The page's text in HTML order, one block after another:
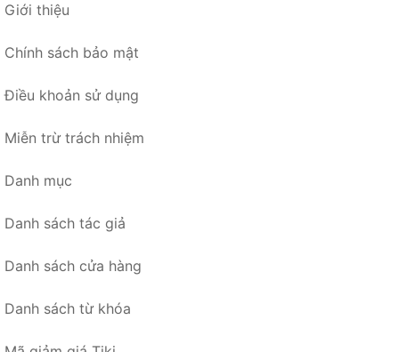
Giới thiệu
Chính sách bảo mật
Điều khoản sử dụng
Miễn trừ trách nhiệm
Danh mục
Danh sách tác giả
Danh sách cửa hàng
Danh sách từ khóa